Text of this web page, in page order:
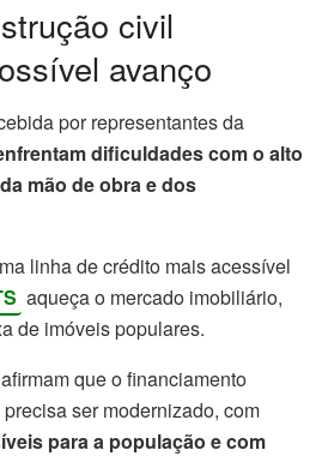
civil
avanço
por representantes da
dificuldades com o alto
mão de obra e dos
linha de crédito mais acessível
aqueça o mercado imobiliário,
de imóveis populares.
que o financiamento
ser modernizado, com
para a população e com